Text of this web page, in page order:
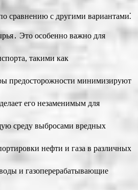
сравнению с другими вариантами⁚
Это особенно важно для
такими как
предосторожности минимизируют
его незаменимым для
среду выбросами вредных
нефти и газа в различных
и газоперерабатывающие